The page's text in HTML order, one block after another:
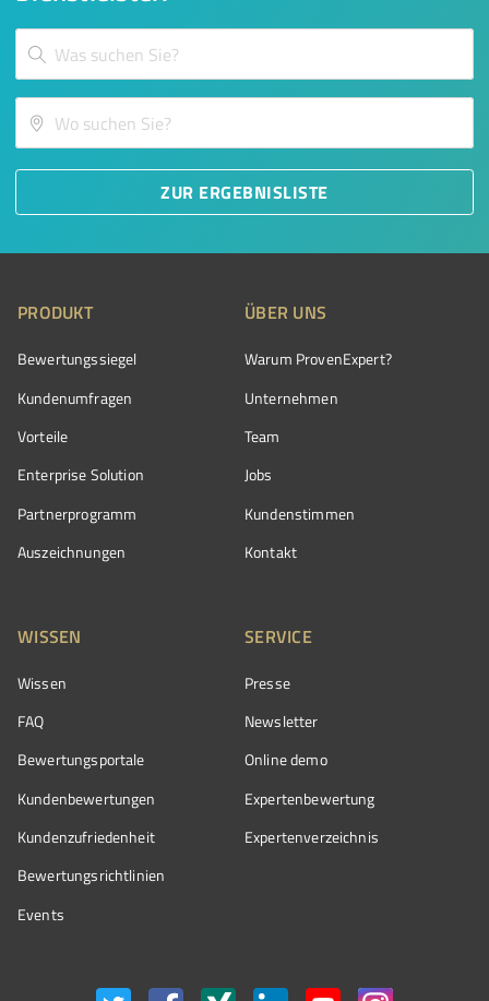
ZUR ERGEBNISLISTE
PRODUKT
Bewertungssiegel
Kundenumfragen
Vorteile
Enterprise Solution
Partnerprogramm
Auszeichnungen
ÜBER UNS
Warum ProvenExpert?
Unternehmen
Team
Jobs
Kundenstimmen
Kontakt
WISSEN
Wissen
FAQ
Bewertungsportale
Kundenbewertungen
Kundenzufriedenheit
Bewertungs­richtlinien
Events
SERVICE
Presse
Newsletter
Online demo
Expertenbewertung
Expertenverzeichnis